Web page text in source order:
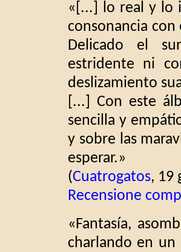
«[...] lo real y lo
consonancia
Delicado el
estridente ni
deslizamiento
[...] Con este
sencilla y
y sobre las
esperar.»
(Cuatrogatos, 19
Recensione
«Fantasía,
charlando en un